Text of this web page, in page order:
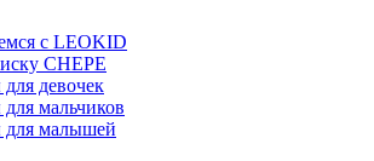
с LEOKID
CHEPE
девочек
мальчиков
для малышей